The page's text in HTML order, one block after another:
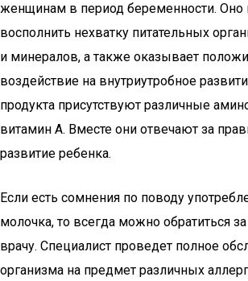
женщинам в период беременности.
восполнить нехватку питательных
и минералов, а также оказывает
воздействие на внутриутробное
продукта присутствуют различные
витамин А. Вместе они отвечают за
развитие ребенка.
Если есть сомнения по поводу
молочка, то всегда можно обратиться
врачу. Специалист проведет полное
организма на предмет различных